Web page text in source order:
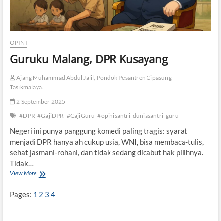
OPINI
Guruku Malang, DPR Kusayang
Ajang Muhammad Abdul Jalil, Pondok Pesantren Cipasung
Tasikmalaya.
2 September 2025
#DPR #GajiDPR #GajiGuru #opinisantri duniasantri guru
Negeri ini punya panggung komedi paling tragis: syarat
menjadi DPR hanyalah cukup usia, WNI, bisa membaca-tulis,
sehat jasmani-rohani, dan tidak sedang dicabut hak pilihnya.
Tidak…
View MoreG
u
Pages: 1 2 3 4